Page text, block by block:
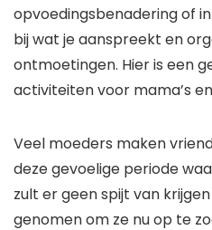
opvoedingsbenadering of
bij wat je aanspreekt en
ontmoetingen. Hier is een
activiteiten voor mama’s
Veel moeders maken
deze gevoelige periode
zult er geen spijt van
genomen om ze nu op te